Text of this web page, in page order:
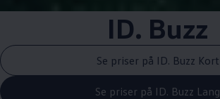
ID. Buzz
Se priser på ID. Buzz Kort
Se priser på ID. Buzz Lang